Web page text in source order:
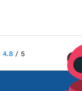
4.8/ 5